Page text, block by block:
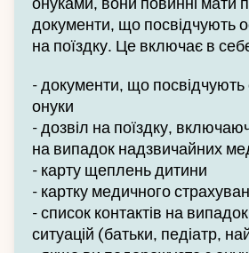
документи, що посвідчують
на поїздку. Це включає в
- документи, що посвідчують
онуки
- дозвіл на поїздку,
на випадок надзвичайних
- карту щеплень дитини
- картку медичного
- список контактів на
ситуацій (батьки, педіатр,